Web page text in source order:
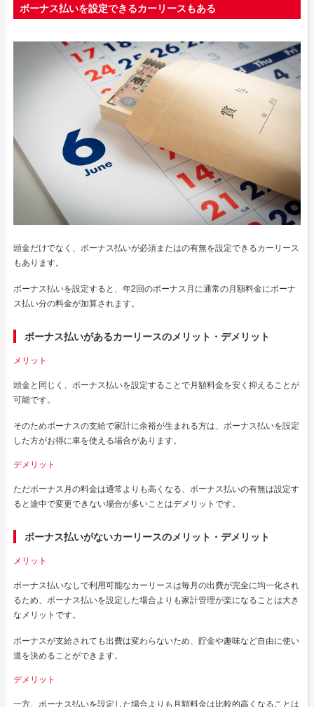
ボーナス払いを設定できるカーリースもある
頭金だけでなく、ボーナス払いが必須またはの有無を設定できるカーリース
もあります。
ボーナス払いを設定すると、年2回のボーナス月に通常の月額料金にボーナ
ス払い分の料金が加算されます。
ボーナス払いがあるカーリースのメリット・デメリット
メリット
頭金と同じく、ボーナス払いを設定することで月額料金を安く抑えることが
可能です。
そのためボーナスの支給で家計に余裕が生まれる方は、ボーナス払いを設定
した方がお得に車を使える場合があります。
デメリット
ただボーナス月の料金は通常よりも高くなる、ボーナス払いの有無は設定す
ると途中で変更できない場合が多いことはデメリットです。
ボーナス払いがないカーリースのメリット・デメリット
メリット
ボーナス払いなしで利用可能なカーリースは毎月の出費が完全に均一化され
るため、ボーナス払いを設定した場合よりも家計管理が楽になることは大き
なメリットです。
ボーナスが支給されても出費は変わらないため、貯金や趣味など自由に使い
道を決めることができます。
デメリット
一方、ボーナス払いを設定した場合よりも月額料金は比較的高くなることは